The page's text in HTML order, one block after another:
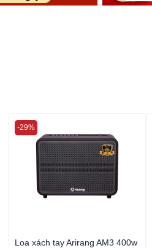
Loa xách tay Arirang AM3 400w
-29%